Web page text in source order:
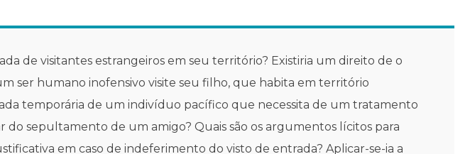
de visitantes estrangeiros em seu território? Existiria um direito de o
ser humano inofensivo visite seu filho, que habita em território
temporária de um indivíduo pacífico que necessita de um tratamento
sepultamento de um amigo? Quais são os argumentos lícitos para
em caso de indeferimento do visto de entrada? Aplicar-se-ia a